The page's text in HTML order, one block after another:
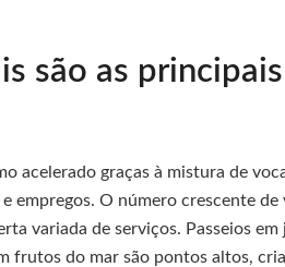
são as
acelerado graças à mistura de
empregos. O número crescente
variada de serviços. Passeios em
frutos do mar são pontos altos,